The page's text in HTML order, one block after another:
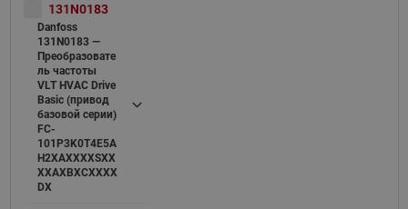
131N0183
Danfoss
131N0183 —
Преобразовате
ль частоты
VLT HVAC Drive
Basic (привод
базовой серии)
FC-
101P3K0T4E5A
H2XAXXXXSXX
XXAXBXCXXXX
DX